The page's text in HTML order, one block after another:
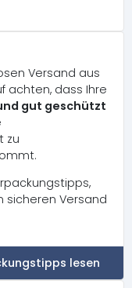
Versand aus
achten, dass Ihre
gut geschützt
zu
sicheren Versand
lesen